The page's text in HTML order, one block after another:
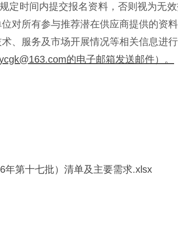
定时间内提交报名资料，否则视为无
对所有参与推荐潜在供应商提供的资
、服务及市场开展情况等相关信息进
的电子邮箱发送邮件）。
年第十七批）清单及主要需求.xlsx